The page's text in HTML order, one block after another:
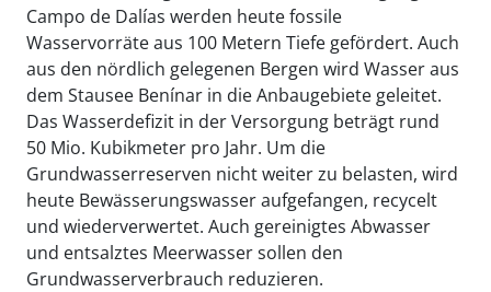
Campo de Dalías werden heute fossile
Wasservorräte aus 100 Metern Tiefe gefördert. Auch
aus den nördlich gelegenen Bergen wird Wasser aus
dem Stausee Benínar in die Anbaugebiete geleitet.
Das Wasserdefizit in der Versorgung beträgt rund
50 Mio. Kubikmeter pro Jahr. Um die
Grundwasserreserven nicht weiter zu belasten, wird
heute Bewässerungswasser aufgefangen, recycelt
und wiederverwertet. Auch gereinigtes Abwasser
und entsalztes Meerwasser sollen den
Grundwasserverbrauch reduzieren.